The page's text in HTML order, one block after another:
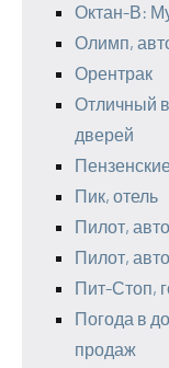
Октан-В:
Олимп,
Орентрак
Отличный
дверей
Пик, отель
Пилот,
Пилот,
Пит-Стоп,
Погода в
продаж